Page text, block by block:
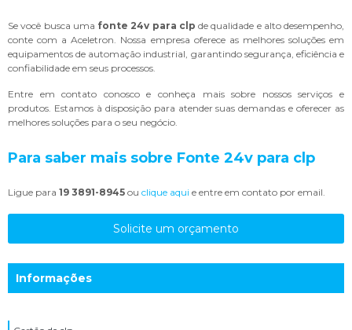
Se você busca uma fonte 24v para clp de qualidade e alto desempenho,
conte com a Aceletron. Nossa empresa oferece as melhores soluções em
equipamentos de automação industrial, garantindo segurança, eficiência e
confiabilidade em seus processos.
Entre em contato conosco e conheça mais sobre nossos serviços e
produtos. Estamos à disposição para atender suas demandas e oferecer as
melhores soluções para o seu negócio.
Para saber mais sobre Fonte 24v para clp
Ligue para 19 3891-8945 ou clique aqui e entre em contato por email.
Solicite um orçamento
Informações